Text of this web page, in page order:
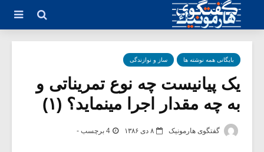
بایگانی همه نوشته ها ساز و نوازندگی
یک پیانیست چه نوع تمریناتی و
به چه مقدار اجرا مینماید؟ (۱)
گفتگوی هارمونیک ۸ دی ۱۳۸۶ 4 برچسب -